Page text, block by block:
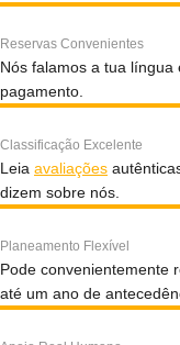
Reservas Convenientes
Nós falamos a tua
pagamento.
Classificação Excelente
Leia avaliações
dizem sobre nós.
Planeamento Flexível
Pode convenientemente
até um ano de